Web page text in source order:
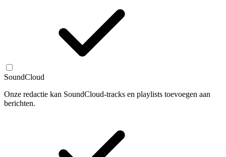
SoundCloud
Onze redactie kan SoundCloud-tracks en playlists toevoegen aan
berichten.